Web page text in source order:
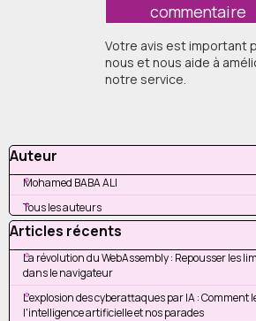
Votre avis est important
nous et nous aide à
notre service.
Sauter le bloc Auteur
Auteur
Mohamed BABA ALI
Tous les auteurs
Sauter le bloc Articles récents
Articles récents
La révolution du WebAssembly : Repousser les
dans le navigateur
L'explosion des cyberattaques par IA : Comment
l'intelligence artificielle et nos parades